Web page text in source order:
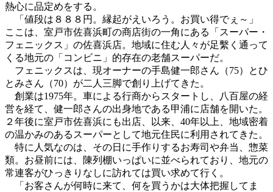
熱心に品定めをする。
「値段は８８８円。縁起がえいろう。お買い得でぇ～」
ここは、室戸市佐喜浜町の商店街の一角にある「スーパー・
フェニックス」の佐喜浜店。地域に住む人々が足繫く通って
くる地元の「コンビニ」的存在の老舗スーパーだ。
フェニックスは、現オーナーの手島健一郎さん（75）とひ
とみさん（70）が二人三脚で創り上げてきた。
創業は1975年。車による行商からスタートし、八百屋の経
営を経て、健一郎さんの出身地である甲浦に店舗を開いた。
２年後に室戸市佐喜浜にも出店、以来、40年以上、地域密着
の温かみのあるスーパーとして地元住民に利用されてきた。
特に人気なのは、その日に手作りするお寿司や弁当、惣菜
類。お昼前には、陳列棚いっぱいに並べられており、地元の
常連客がひっきりなしに訪れては買い求めて行く。
「お客さんが何時に来て、何を買うかは大体把握してま